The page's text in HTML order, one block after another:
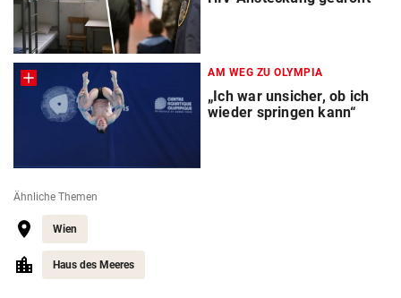
AM WEG ZU OLYMPIA
„Ich war unsicher, ob ich
wieder springen kann“
Ähnliche Themen
Wien
Haus des Meeres